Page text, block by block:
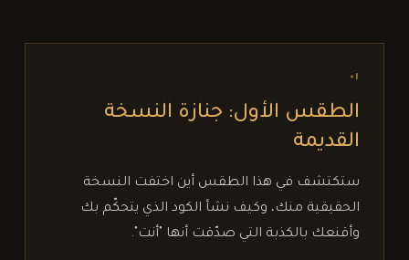
٠١
الطقس الأول: جنازة النسخة
القديمة
ستكتشف في هذا الطقس أين اختفت النسخة
الحقيقية منك، وكيف نشأ الكود الذي يتحكّم بك
وأقنعك بالكذبة التي صدّقت أنها "أنت".